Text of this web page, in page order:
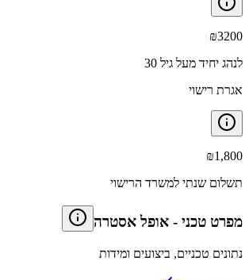
₪3200
לנהג יחיד מעל גיל 30
אגרת רישוי
₪1,800
תשלום שנתי למשרד הרישוי
מפרט טכני - אופל אסטרה
נתונים טכניים, ביצועים ומידות